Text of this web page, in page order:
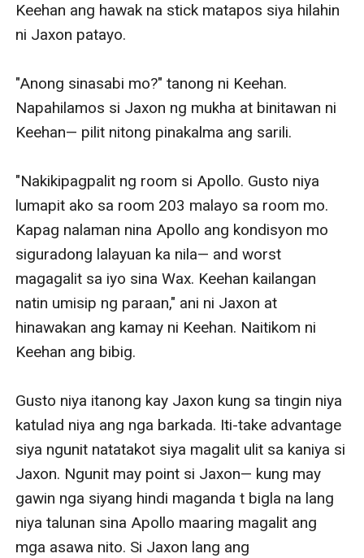
Keehan ang hawak na stick matapos siya hilahin
ni Jaxon patayo.
"Anong sinasabi mo?" tanong ni Keehan.
Napahilamos si Jaxon ng mukha at binitawan ni
Keehan— pilit nitong pinakalma ang sarili.
"Nakikipagpalit ng room si Apollo. Gusto niya
lumapit ako sa room 203 malayo sa room mo.
Kapag nalaman nina Apollo ang kondisyon mo
siguradong lalayuan ka nila— and worst
magagalit sa iyo sina Wax. Keehan kailangan
natin umisip ng paraan," ani ni Jaxon at
hinawakan ang kamay ni Keehan. Naitikom ni
Keehan ang bibig.
Gusto niya itanong kay Jaxon kung sa tingin niya
katulad niya ang nga barkada. Iti-take advantage
siya ngunit natatakot siya magalit ulit sa kaniya si
Jaxon. Ngunit may point si Jaxon— kung may
gawin nga siyang hindi maganda t bigla na lang
niya talunan sina Apollo maaring magalit ang
mga asawa nito. Si Jaxon lang ang